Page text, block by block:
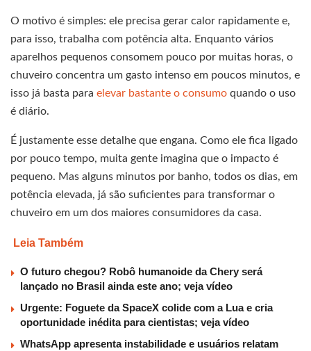
O motivo é simples: ele precisa gerar calor rapidamente e,
para isso, trabalha com potência alta. Enquanto vários
aparelhos pequenos consomem pouco por muitas horas, o
chuveiro concentra um gasto intenso em poucos minutos, e
isso já basta para elevar bastante o consumo quando o uso
é diário.
É justamente esse detalhe que engana. Como ele fica ligado
por pouco tempo, muita gente imagina que o impacto é
pequeno. Mas alguns minutos por banho, todos os dias, em
potência elevada, já são suficientes para transformar o
chuveiro em um dos maiores consumidores da casa.
Leia Também
O futuro chegou? Robô humanoide da Chery será
lançado no Brasil ainda este ano; veja vídeo
Urgente: Foguete da SpaceX colide com a Lua e cria
oportunidade inédita para cientistas; veja vídeo
WhatsApp apresenta instabilidade e usuários relatam